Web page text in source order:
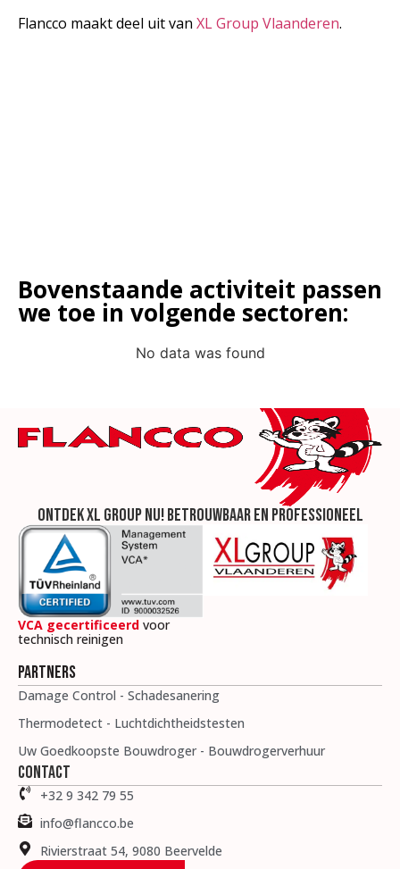
Flancco maakt deel uit van XL Group Vlaanderen.
Bovenstaande activiteit passen
we toe in volgende sectoren:
No data was found
Ontdek XL Group nu! Betrouwbaar en professioneel
VCA gecertificeerd voor
technisch reinigen
Partners
Damage Control - Schadesanering
Thermodetect - Luchtdichtheidstesten
Uw Goedkoopste Bouwdroger - Bouwdrogerverhuur
Contact
+32 9 342 79 55
info@flancco.be
Rivierstraat 54, 9080 Beervelde